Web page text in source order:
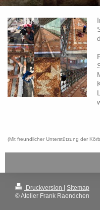
(Mit freundlicher Unterstützung der
Druckversion
Sitemap
© Atelier Frank Raendchen